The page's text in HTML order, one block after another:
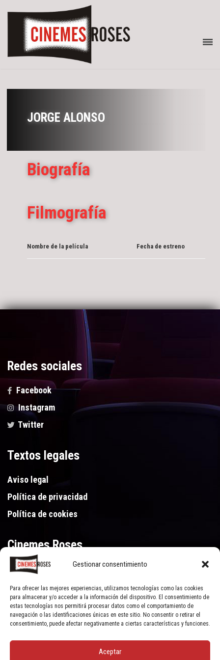
Gestionar consentimiento
Para ofrecer las mejores experiencias, utilizamos tecnologías como las cookies
para almacenar y/o acceder a la información del dispositivo. El consentimiento de
estas tecnologías nos permitirá procesar datos como el comportamiento de
navegación o las identificaciones únicas en este sitio. No consentir o retirar el
consentimiento, puede afectar negativamente a ciertas características y funciones.
Aceptar
JORGE ALONSO
Biografía
Filmografía
Nombre de la película Fecha de estreno
Redes sociales
Facebook
Instagram
Twitter
Textos legales
Aviso legal
Política de privacidad
Política de cookies
Cinemes Roses
Gran Via de Pau Casals 250, 17480 Roses (Girona)
972 15 46 46